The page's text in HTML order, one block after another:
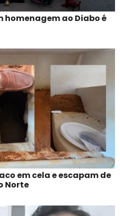
homenagem ao Diabo é
em cela e escapam de
Norte